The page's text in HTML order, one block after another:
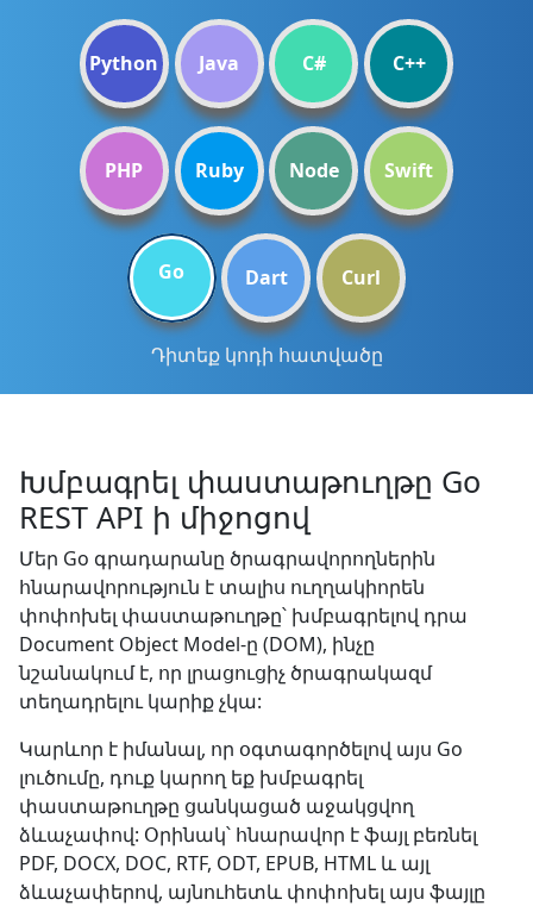
Python Java C# C++
PHP Ruby Node Swift
Go Dart Curl
Դիտեք կոդի հատվածը
Խմբագրել փաստաթուղթը Go
REST API ի միջոցով
Մեր Go գրադարանը ծրագրավորողներին
հնարավորություն է տալիս ուղղակիորեն
փոփոխել փաստաթուղթը՝ խմբագրելով դրա
Document Object Model-ը (DOM), ինչը
նշանակում է, որ լրացուցիչ ծրագրակազմ
տեղադրելու կարիք չկա:
Կարևոր է իմանալ, որ օգտագործելով այս Go
լուծումը, դուք կարող եք խմբագրել
փաստաթուղթը ցանկացած աջակցվող
ձևաչափով: Օրինակ՝ հնարավոր է ֆայլ բեռնել
PDF, DOCX, DOC, RTF, ODT, EPUB, HTML և այլ
ձևաչափերով, այնուհետև փոփոխել այս ֆայլը